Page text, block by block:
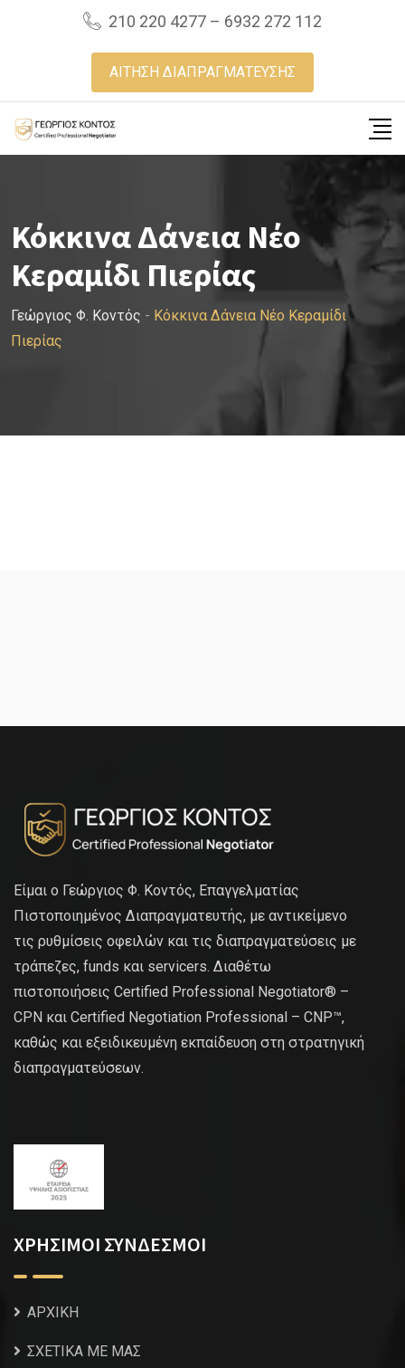
210 220 4277 – 6932 272 112
ΑΙΤΗΣΗ ΔΙΑΠΡΑΓΜΑΤΕΥΣΗΣ
Κόκκινα Δάνεια Νέο
Κεραμίδι Πιερίας
Γεώργιος Φ. Κοντός - Κόκκινα Δάνεια Νέο Κεραμίδι
Πιερίας
Είμαι ο Γεώργιος Φ. Κοντός, Επαγγελματίας
Πιστοποιημένος Διαπραγματευτής, με αντικείμενο
τις ρυθμίσεις οφειλών και τις διαπραγματεύσεις με
τράπεζες, funds και servicers. Διαθέτω
πιστοποιήσεις Certified Professional Negotiator® –
CPN και Certified Negotiation Professional – CNP™,
καθώς και εξειδικευμένη εκπαίδευση στη στρατηγική
διαπραγματεύσεων.
ΧΡΗΣΙΜΟΙ ΣΥΝΔΕΣΜΟΙ
ΑΡΧΙΚΗ
ΣΧΕΤΙΚΑ ΜΕ ΜΑΣ